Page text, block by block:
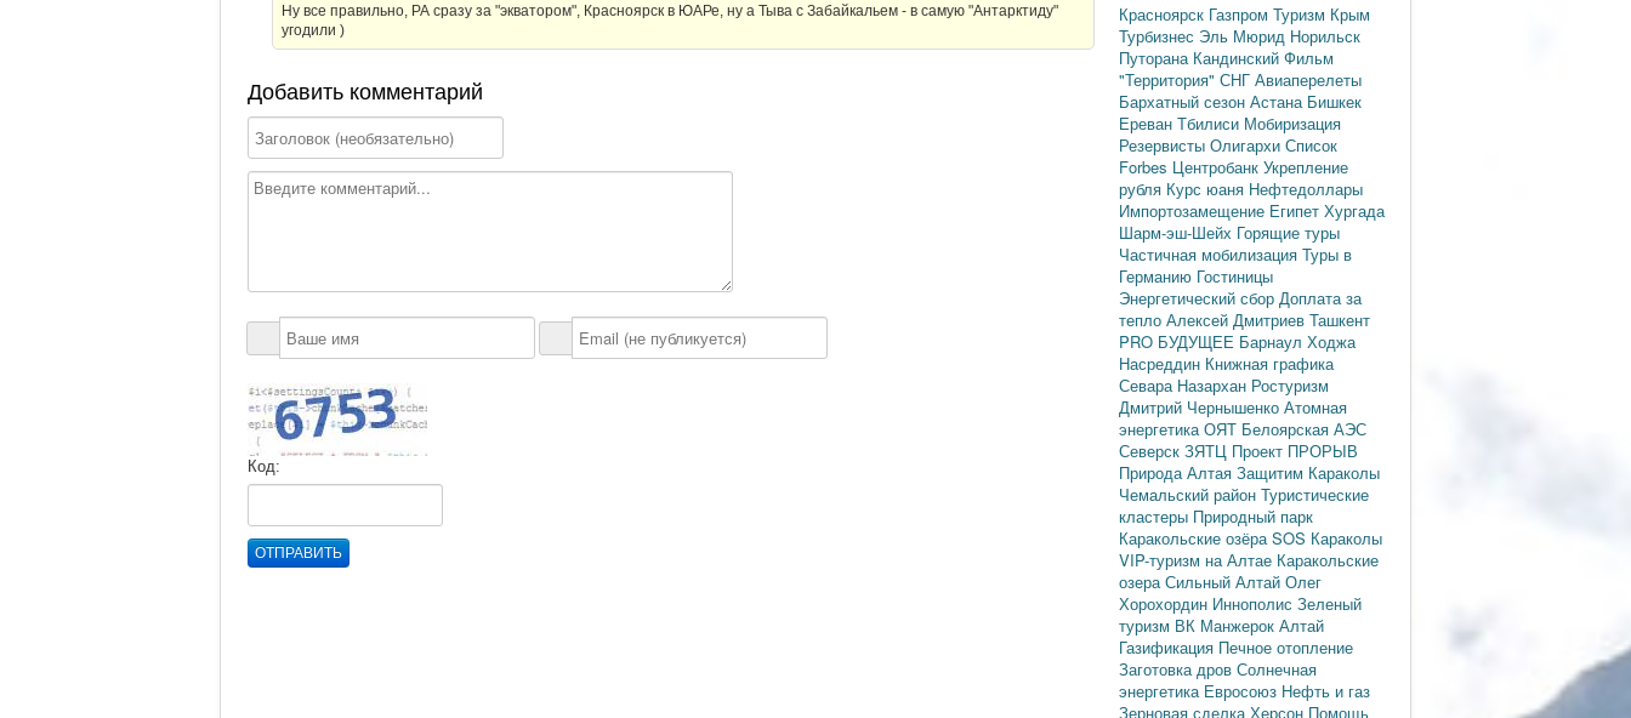
Ну все правильно, РА сразу за "экватором", Красноярск в ЮАРе, ну а Тыва с Забайкальем - в самую "Антарктиду"
угодили )
Добавить комментарий
Код:
ОТПРАВИТЬ
Красноярск Газпром Туризм Крым
Турбизнес Эль Мюрид Норильск
Путорана Кандинский Фильм
"Территория" СНГ Авиаперелеты
Бархатный сезон Астана Бишкек
Ереван Тбилиси Мобиризация
Резервисты Олигархи Список
Forbes Центробанк Укрепление
рубля Курс юаня Нефтедоллары
Импортозамещение Египет Хургада
Шарм-эш-Шейх Горящие туры
Частичная мобилизация Туры в
Германию Гостиницы
Энергетический сбор Доплата за
тепло Алексей Дмитриев Ташкент
PRO БУДУЩЕЕ Барнаул Ходжа
Насреддин Книжная графика
Севара Назархан Ростуризм
Дмитрий Чернышенко Атомная
энергетикаОЯТ Белоярская АЭС
Северск ЗЯТЦ Проект ПРОРЫВ
Природа Алтая Защитим Караколы
Чемальский район Туристические
кластеры Природный парк
Каракольские озёраSOS Караколы
VIP-туризм на Алтае Каракольские
озераСильный Алтай Олег
Хорохордин Иннополис Зеленый
туризм ВК Манжерок Алтай
Газификация Печное отопление
Заготовка дров Солнечная
энергетика Евросоюз Нефть и газ
Зерновая сделкаХерсон Помощь